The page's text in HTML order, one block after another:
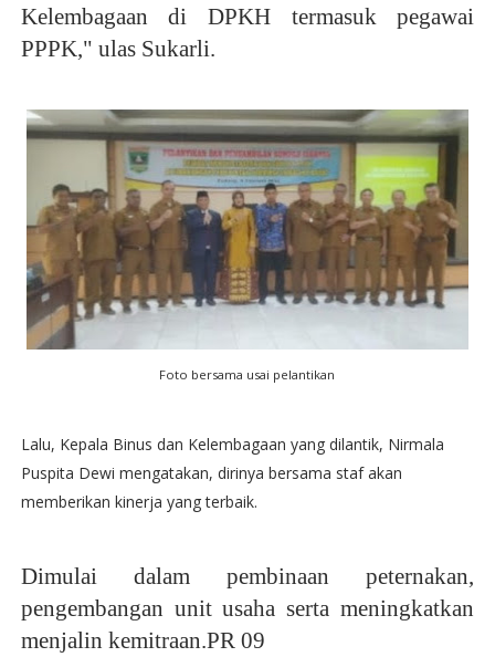
Kelembagaan di DPKH termasuk pegawai
PPPK," ulas Sukarli.
Foto bersama usai pelantikan
Lalu, Kepala Binus dan Kelembagaan yang dilantik, Nirmala
Puspita Dewi mengatakan, dirinya bersama staf akan
memberikan kinerja yang terbaik.
Dimulai dalam pembinaan peternakan,
pengembangan unit usaha serta meningkatkan
menjalin kemitraan.PR 09